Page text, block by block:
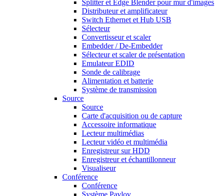
Splitter et Edge Blender pour mur d'images
Distributeur et amplificateur
Switch Ethernet et Hub USB
Sélecteur
Convertisseur et scaler
Embedder / De-Embedder
Sélecteur et scaler de présentation
Emulateur EDID
Sonde de calibrage
Alimentation et batterie
Système de transmission
Source
Source
Carte d'acquisition ou de capture
Accessoire informatique
Lecteur multimédias
Lecteur vidéo et multimédia
Enregistreur sur HDD
Enregistreur et échantillonneur
Visualiseur
Conférence
Conférence
Système Pavlov